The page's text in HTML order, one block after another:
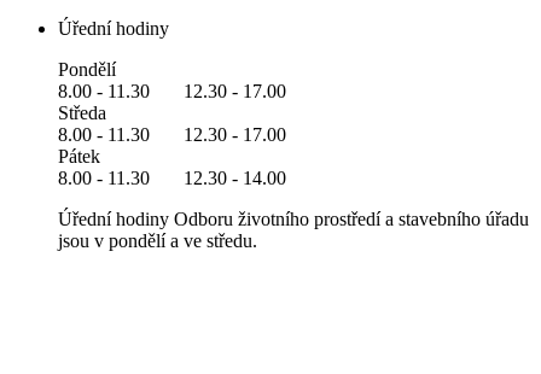
Úřední hodiny
Pondělí
8.00 - 11.30 12.30 - 17.00
Středa
8.00 - 11.30 12.30 - 17.00
Pátek
8.00 - 11.30 12.30 - 14.00
Úřední hodiny Odboru životního prostředí a stavebního úřadu
jsou v pondělí a ve středu.